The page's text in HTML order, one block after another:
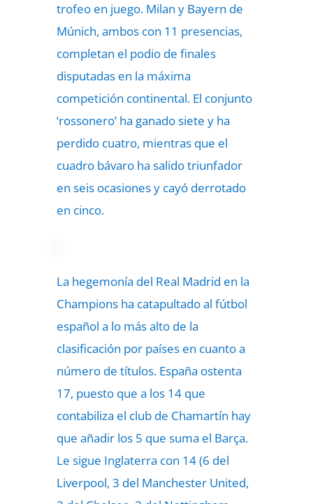
trofeo en juego. Milan y Bayern de
Múnich, ambos con 11 presencias,
completan el podio de finales
disputadas en la máxima
competición continental. El conjunto
‘rossonero’ ha ganado siete y ha
perdido cuatro, mientras que el
cuadro bávaro ha salido triunfador
en seis ocasiones y cayó derrotado
en cinco.
La hegemonía del Real Madrid en la
Champions ha catapultado al fútbol
español a lo más alto de la
clasificación por países en cuanto a
número de títulos. España ostenta
17, puesto que a los 14 que
contabiliza el club de Chamartín hay
que añadir los 5 que suma el Barça.
Le sigue Inglaterra con 14 (6 del
Liverpool, 3 del Manchester United,